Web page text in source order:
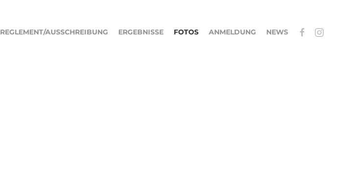
REGLEMENT/AUSSCHREIBUNG ERGEBNISSE FOTOS ANMELDUNG NEWS